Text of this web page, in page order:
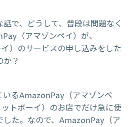
で、どうして、普段は問題なく
（アマゾンペイ）が、
）のサービスの申し込みをした
？
いるAmazonPay（アマゾンペ
トボーイ）のお店でだけ急に使
した。なので、AmazonPay（ア